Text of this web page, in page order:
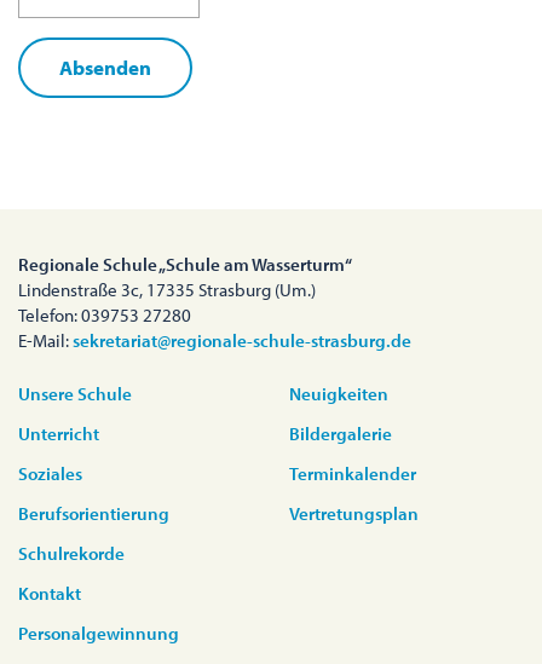
Unsere Schule
Unterricht
Soziales
Berufsorientierung
Schulrekorde
Kontakt
Personalgewinnung
Neuigkeiten
Bildergalerie
Terminkalender
Vertretungsplan
Regionale Schule „Schule am Wasserturm“
Lindenstraße 3c, 17335 Strasburg (Um.)
Telefon: 039753 27280
E-Mail:sekretariat@regionale-schule-strasburg.de